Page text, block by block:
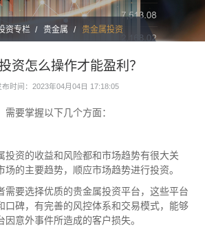
资专栏 贵金属 贵金属投资
资怎么操作才能盈利？
布时间：2023年04月04日 17:18:05
需要掌握以下几个方面：
投资的收益和风险都和市场趋势有很大关
场的主要趋势，顺应市场趋势进行投资。
需要选择优质的贵金属投资平台，这些平台
口碑，有完善的风控体系和交易模式，能够
意外事件所造成的客户损失。